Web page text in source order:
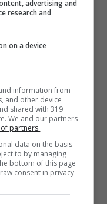
dei direttori
la quasi
le sbarre della
del circuito
più
delle sezioni.
delle sezioni
advertising and
research and
on a device
information from
and other device
shared with 319
We and our partners
of partners.
data on the basis
to by managing
bottom of this page
consent in privacy